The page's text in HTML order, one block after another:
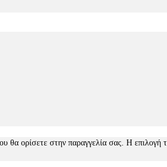
θα ορίσετε στην παραγγελία σας. Η επιλογή